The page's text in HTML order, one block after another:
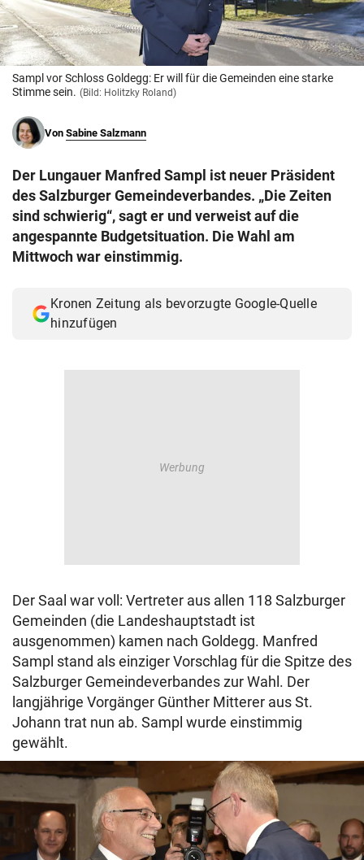
© Krone Multimedia GmbH & Co KG 2026
Muthgasse 2, 1190 Wien
Sampl vor Schloss Goldegg: Er will für die Gemeinden eine starke
Stimme sein. (Bild: Holitzky Roland)
Von Sabine Salzmann
Der Lungauer Manfred Sampl ist neuer Präsident
des Salzburger Gemeindeverbandes. „Die Zeiten
sind schwierig“, sagt er und verweist auf die
angespannte Budgetsituation. Die Wahl am
Mittwoch war einstimmig.
Kronen Zeitung als bevorzugte Google-Quelle
hinzufügen
Der Saal war voll: Vertreter aus allen 118 Salzburger
Gemeinden (die Landeshauptstadt ist
ausgenommen) kamen nach Goldegg. Manfred
Sampl stand als einziger Vorschlag für die Spitze des
Salzburger Gemeindeverbandes zur Wahl. Der
langjährige Vorgänger Günther Mitterer aus St.
Johann trat nun ab. Sampl wurde einstimmig
gewählt.